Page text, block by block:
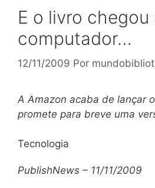
E o livro chegou
computador…
12/11/2009 Por
A Amazon acaba de lançar
promete para breve uma
Tecnologia
PublishNews – 11/11/2009